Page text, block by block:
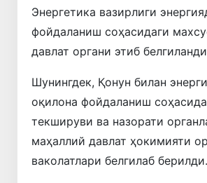
Энергетика вазирлиги
фойдаланиш соҳасидаги
давлат органи этиб
Шунингдек, Қонун билан
оқилона фойдаланиш
текшируви ва назорати
маҳаллий давлат ҳокимияти
ваколатлари белгилаб берилди.